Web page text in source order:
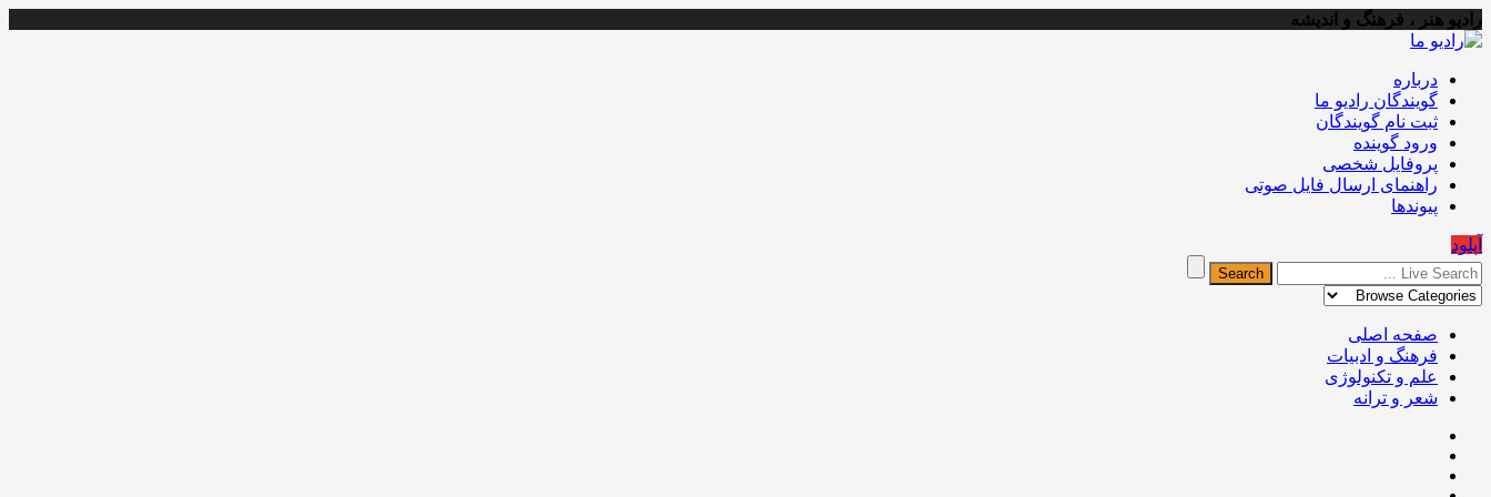
رادیو هنر ، فرهنگ و اندیشه
درباره
گویندگان رادیو ما
ثبت نام گویندگان
ورود گوینده
پروفایل شخصی
راهنمای ارسال فایل صوتی
پیوندها
آپلود
صفحه اصلی
فرهنگ و ادبیات
علم و تکنولوژی
شعر و ترانه